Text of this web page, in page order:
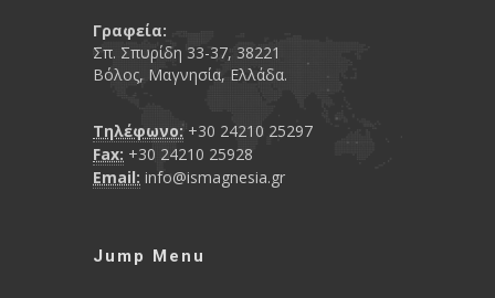
Γραφεία:
Σπ. Σπυρίδη 33-37, 38221
Βόλος, Μαγνησία, Ελλάδα.
Τηλέφωνο:+30 24210 25297
Fax: +30 24210 25928
Email: info@ismagnesia.gr
Jump Menu